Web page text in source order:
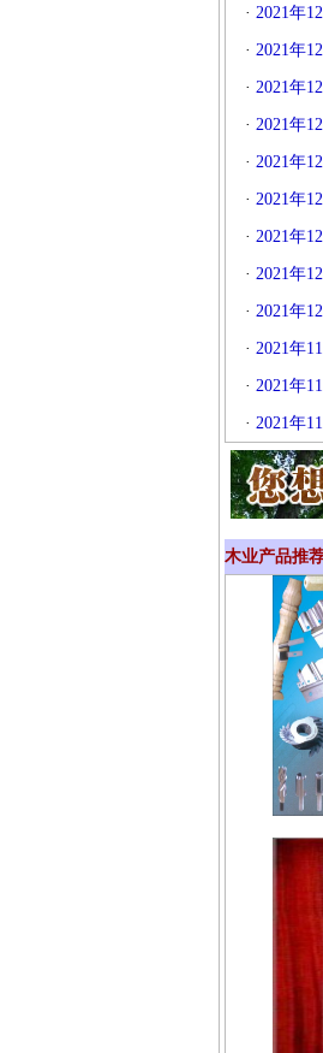
· 2021年
· 2021年
· 2021年
· 2021年
· 2021年
· 2021年
· 2021年
· 2021年
· 2021年
· 2021年
· 2021年
· 2021年
木业产品推